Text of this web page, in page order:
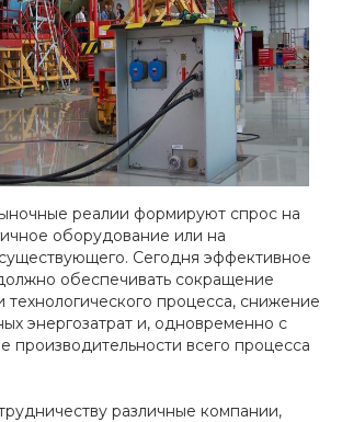
реалии формируют спрос на
оборудование или на
Сегодня эффективное
обеспечивать сокращение
технологического процесса, снижение
энергозатрат и, одновременно с
производительности всего процесса
различные компании,